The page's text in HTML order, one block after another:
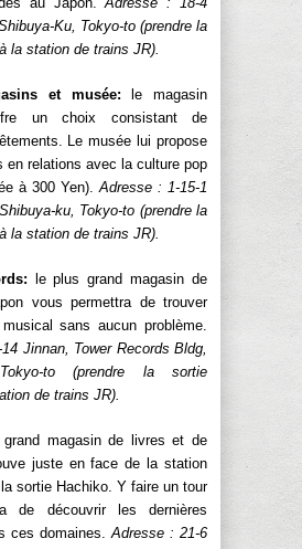
Ku, Tokyo-to (prendre la
la station de trains JR).
et musée: le magasin
un choix consistant de
Le musée lui propose
en relations avec la culture pop
à 300 Yen). Adresse : 1-15-1
ku, Tokyo-to (prendre la
la station de trains JR).
le plus grand magasin de
vous permettra de trouver
sans aucun problème.
Jinnan, Tower Records Bldg,
to (prendre la sortie
de trains JR).
magasin de livres et de
juste en face de la station
sortie Hachiko. Y faire un tour
de découvrir les dernières
ces domaines. Adresse : 21-6